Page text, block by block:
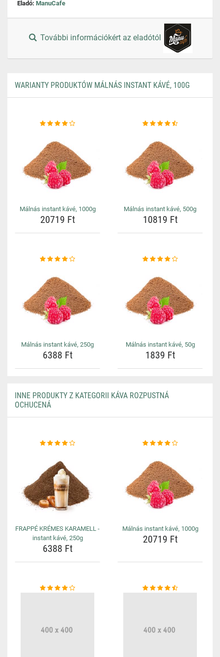
Eladó: ManuCafe
További információkért az eladótól
WARIANTY PRODUKTÓW MÁLNÁS INSTANT KÁVÉ, 100G
Málnás instant kávé, 1000g
20719 Ft
Málnás instant kávé, 500g
10819 Ft
Málnás instant kávé, 250g
6388 Ft
Málnás instant kávé, 50g
1839 Ft
INNE PRODUKTY Z KATEGORII KÁVA ROZPUSTNÁ
OCHUCENÁ
FRAPPÉ KRÉMES KARAMELL -
instant kávé, 250g
6388 Ft
Málnás instant kávé, 1000g
20719 Ft